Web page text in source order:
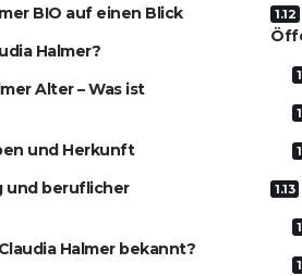
BIO auf einen Blick
Halmer?
Alter – Was ist
und Herkunft
und beruflicher
Halmer bekannt?